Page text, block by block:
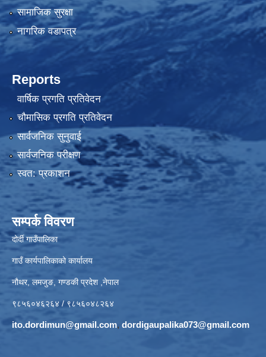
सामाजिक सुरक्षा
नागरिक वडापत्र
Reports
वार्षिक प्रगति प्रतिवेदन
चौमासिक प्रगति प्रतिवेदन
सार्वजनिक सुनुवाई
सार्वजनिक परीक्षण
स्वत: प्रकाशन
सम्पर्क विवरण
दोर्दी गाउँपालिका
गाउँ कार्यपालिकाको कार्यालय
नौथर, लमजुङ, गण्डकी प्रदेश ,नेपाल
९८५६०४६२६४ / ९८५६०४८२६४
ito.dordimun@gmail.com, dordigaupalika073@gmail.com